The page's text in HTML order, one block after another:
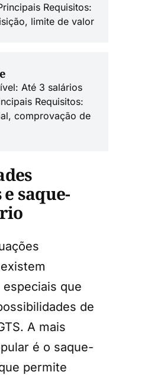
Requisitos:
limite de valor
Até 3 salários
Requisitos:
comprovação de
saque-
que
de
A mais
é o saque-
permite